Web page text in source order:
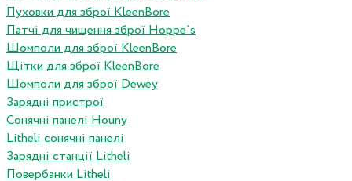
Пуховки для зброї KleenBore
Патчі для чищення зброї Hoppe`s
Шомполи для зброї KleenBore
Щітки для зброї KleenBore
Шомполи для зброї Dewey
Зарядні пристрої
Сонячні панелі Houny
Litheli сонячні панелі
Зарядні станції Litheli
Повербанки Litheli